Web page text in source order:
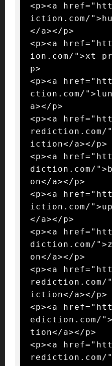
<p><a
iction.com/
</a></p>
<p><a
ion.com/">xt
p>
<p><a
ction.com/
a></p>
<p><a
iction</a></p>
<p><a
diction.com/
on</a></p>
<p><a
iction.com/
</a></p>
<p><a
diction.com/
on</a></p>
<p><a
rediction.com/
iction</a></p>
<p><a
ediction.com/
tion</a></p>
<p><a
rediction.com/